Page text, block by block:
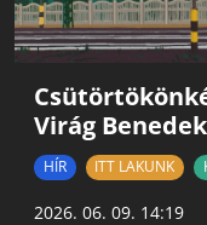
Virág
HÍR ITT LAKUNK
2026. 06. 09. 14:19